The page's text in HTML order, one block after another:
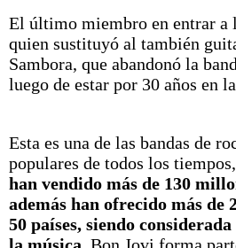
El último miembro en entrar a
quien sustituyó al también
Sambora, que abandonó la
luego de estar por 30 años en
Esta es una de las bandas de
populares de todos los
han vendido más de 130
además han ofrecido más de
50 países, siendo